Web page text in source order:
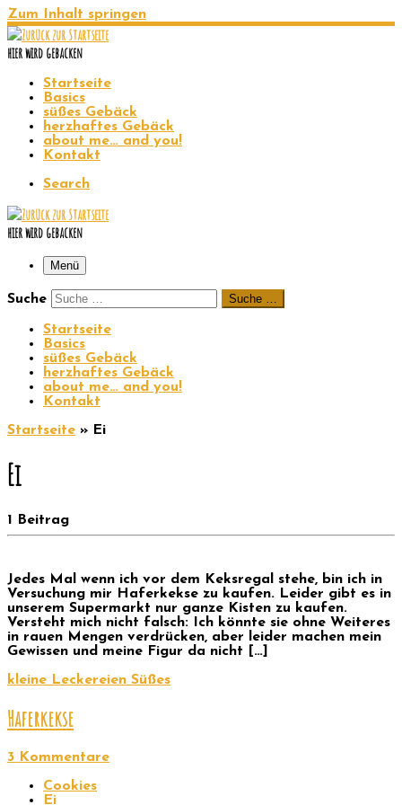
Zum Inhalt springen
hier wird gebacken
Startseite
Basics
süßes Gebäck
herzhaftes Gebäck
about me… and you!
Kontakt
Search
hier wird gebacken
Menü
Suche Suche …
Startseite
Basics
süßes Gebäck
herzhaftes Gebäck
about me… and you!
Kontakt
Startseite » Ei
Ei
1 Beitrag
Jedes Mal wenn ich vor dem Keksregal stehe, bin ich in
Versuchung mir Haferkekse zu kaufen. Leider gibt es in
unserem Supermarkt nur ganze Kisten zu kaufen.
Versteht mich nicht falsch: Ich könnte sie ohne Weiteres
in rauen Mengen verdrücken, aber leider machen mein
Gewissen und meine Figur da nicht […]
kleine Leckereien Süßes
Haferkekse
3 Kommentare
Cookies
Ei